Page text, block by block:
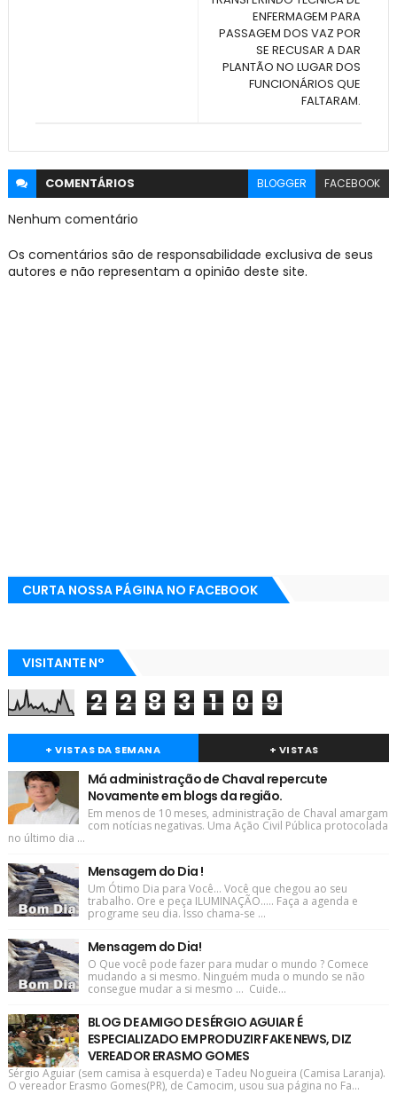
ENFERMAGEM PARA
PASSAGEM DOS VAZ POR
SE RECUSAR A DAR
PLANTÃO NO LUGAR DOS
FUNCIONÁRIOS QUE
FALTARAM.
COMENTÁRIOS BLOGGER FACEBOOK
Nenhum comentário
Os comentários são de responsabilidade exclusiva de seus
autores e não representam a opinião deste site.
CURTA NOSSA PÁGINA NO FACEBOOK
VISITANTE N°
2 2 8 3 1 0 9
+ VISTAS DA SEMANA + VISTAS
Má administração de Chaval repercute
Novamente em blogs da região.
Em menos de 10 meses, administração de Chaval amargam
com notícias negativas. Uma Ação Civil Pública protocolada
no último dia ...
Mensagem do Dia !
Um Ótimo Dia para Você... Você que chegou ao seu
trabalho. Ore e peça ILUMINAÇÃO..... Faça a agenda e
programe seu dia. Isso chama-se ...
Mensagem do Dia!
O Que você pode fazer para mudar o mundo ? Comece
mudando a si mesmo. Ninguém muda o mundo se não
consegue mudar a si mesmo ... Cuide...
BLOG DE AMIGO DE SÉRGIO AGUIAR É
ESPECIALIZADO EM PRODUZIR FAKE NEWS, DIZ
VEREADOR ERASMO GOMES
Sérgio Aguiar (sem camisa à esquerda) e Tadeu Nogueira (Camisa Laranja).
O vereador Erasmo Gomes(PR), de Camocim, usou sua página no Fa...